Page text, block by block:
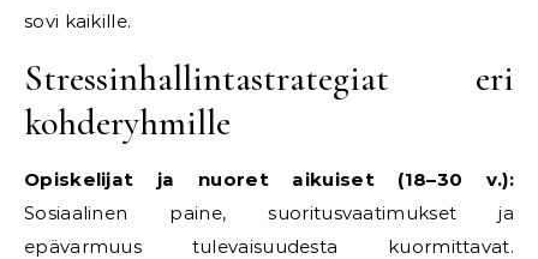
sovi kaikille.
Stressinhallintastrategiat eri
kohderyhmille
Opiskelijat ja nuoret aikuiset (18–30 v.):
Sosiaalinen paine, suoritusvaatimukset ja
epävarmuus tulevaisuudesta kuormittavat.